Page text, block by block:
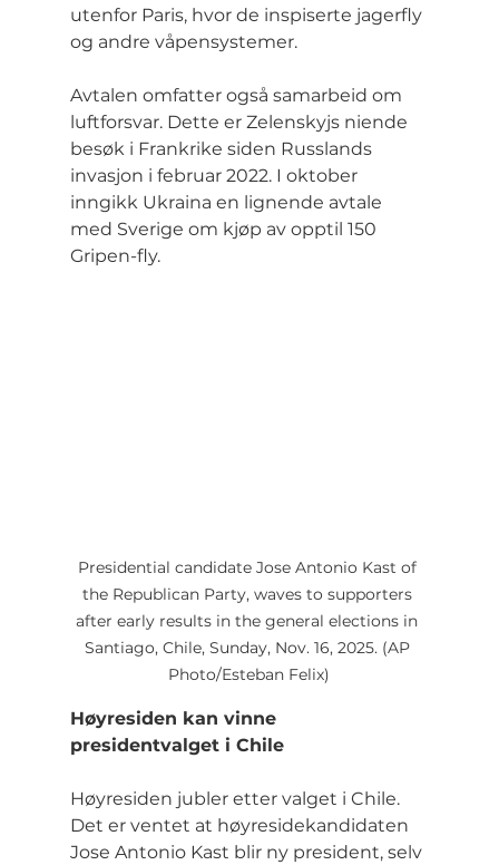
utenfor Paris, hvor de inspiserte jagerfly
og andre våpensystemer.
Avtalen omfatter også samarbeid om
luftforsvar. Dette er Zelenskyjs niende
besøk i Frankrike siden Russlands
invasjon i februar 2022. I oktober
inngikk Ukraina en lignende avtale
med Sverige om kjøp av opptil 150
Gripen-fly.
Presidential candidate Jose Antonio Kast of
the Republican Party, waves to supporters
after early results in the general elections in
Santiago, Chile, Sunday, Nov. 16, 2025. (AP
Photo/Esteban Felix)
Høyresiden kan vinne
presidentvalget i Chile
Høyresiden jubler etter valget i Chile.
Det er ventet at høyresidekandidaten
Jose Antonio Kast blir ny president, selv